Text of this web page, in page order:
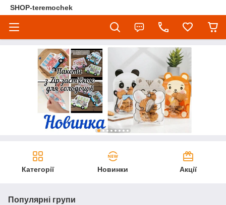
SHOP-teremochek
Категорії Новинки Акції
Популярні групи